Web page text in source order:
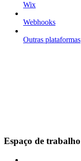
Wix
Webhooks
Outras plataformas
Espaço de trabalho